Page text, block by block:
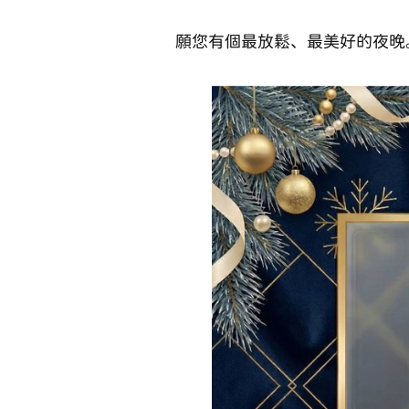
願您有個最放鬆、最美好的夜晚